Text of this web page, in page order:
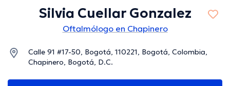
Silvia Cuellar Gonzalez
Oftalmólogo en Chapinero
Calle 91 #17-50, Bogotá, 110221, Bogotá, Colombia,
Chapinero, Bogotá, D.C.